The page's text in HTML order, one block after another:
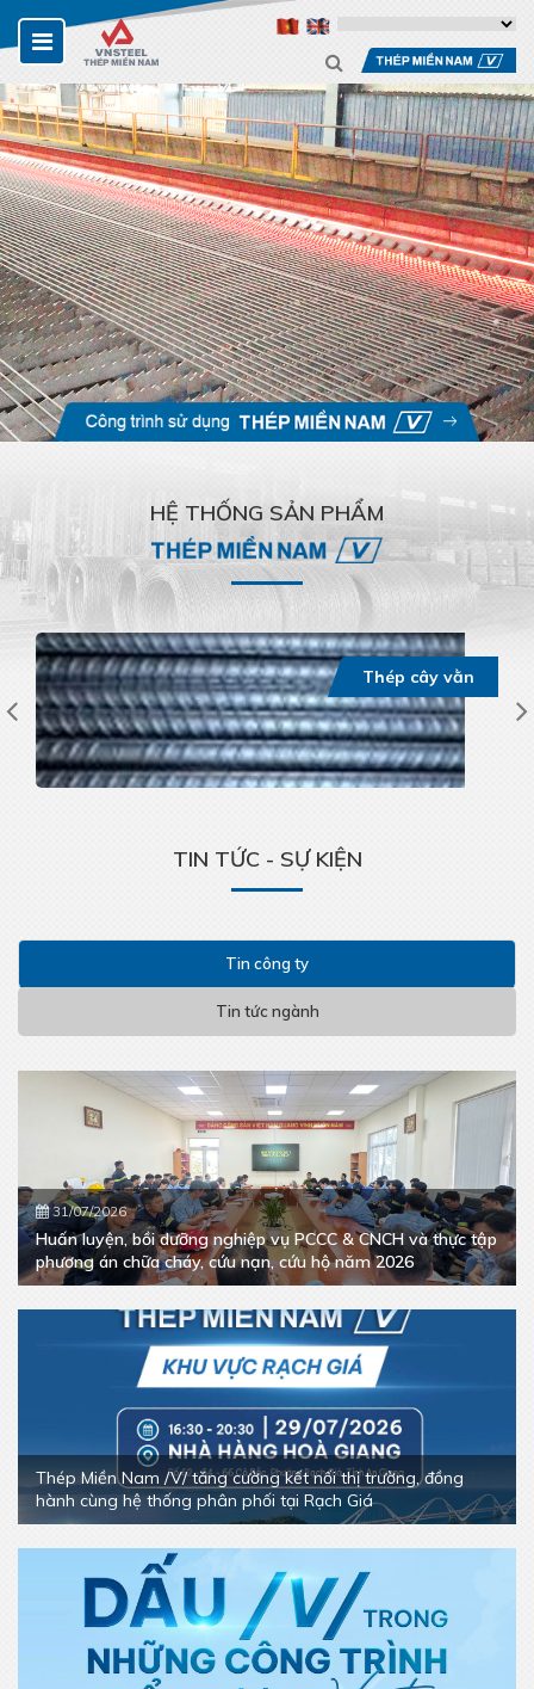
HỆ THỐNG SẢN PHẨM
Thép cây vằn
TIN TỨC - SỰ KIỆN
Tin công ty
Tin tức ngành
31/07/2026
Huấn luyện, bồi dưỡng nghiệp vụ PCCC & CNCH và thực tập
phương án chữa cháy, cứu nạn, cứu hộ năm 2026
Thép Miền Nam /V/ tăng cường kết nối thị trường, đồng
hành cùng hệ thống phân phối tại Rạch Giá